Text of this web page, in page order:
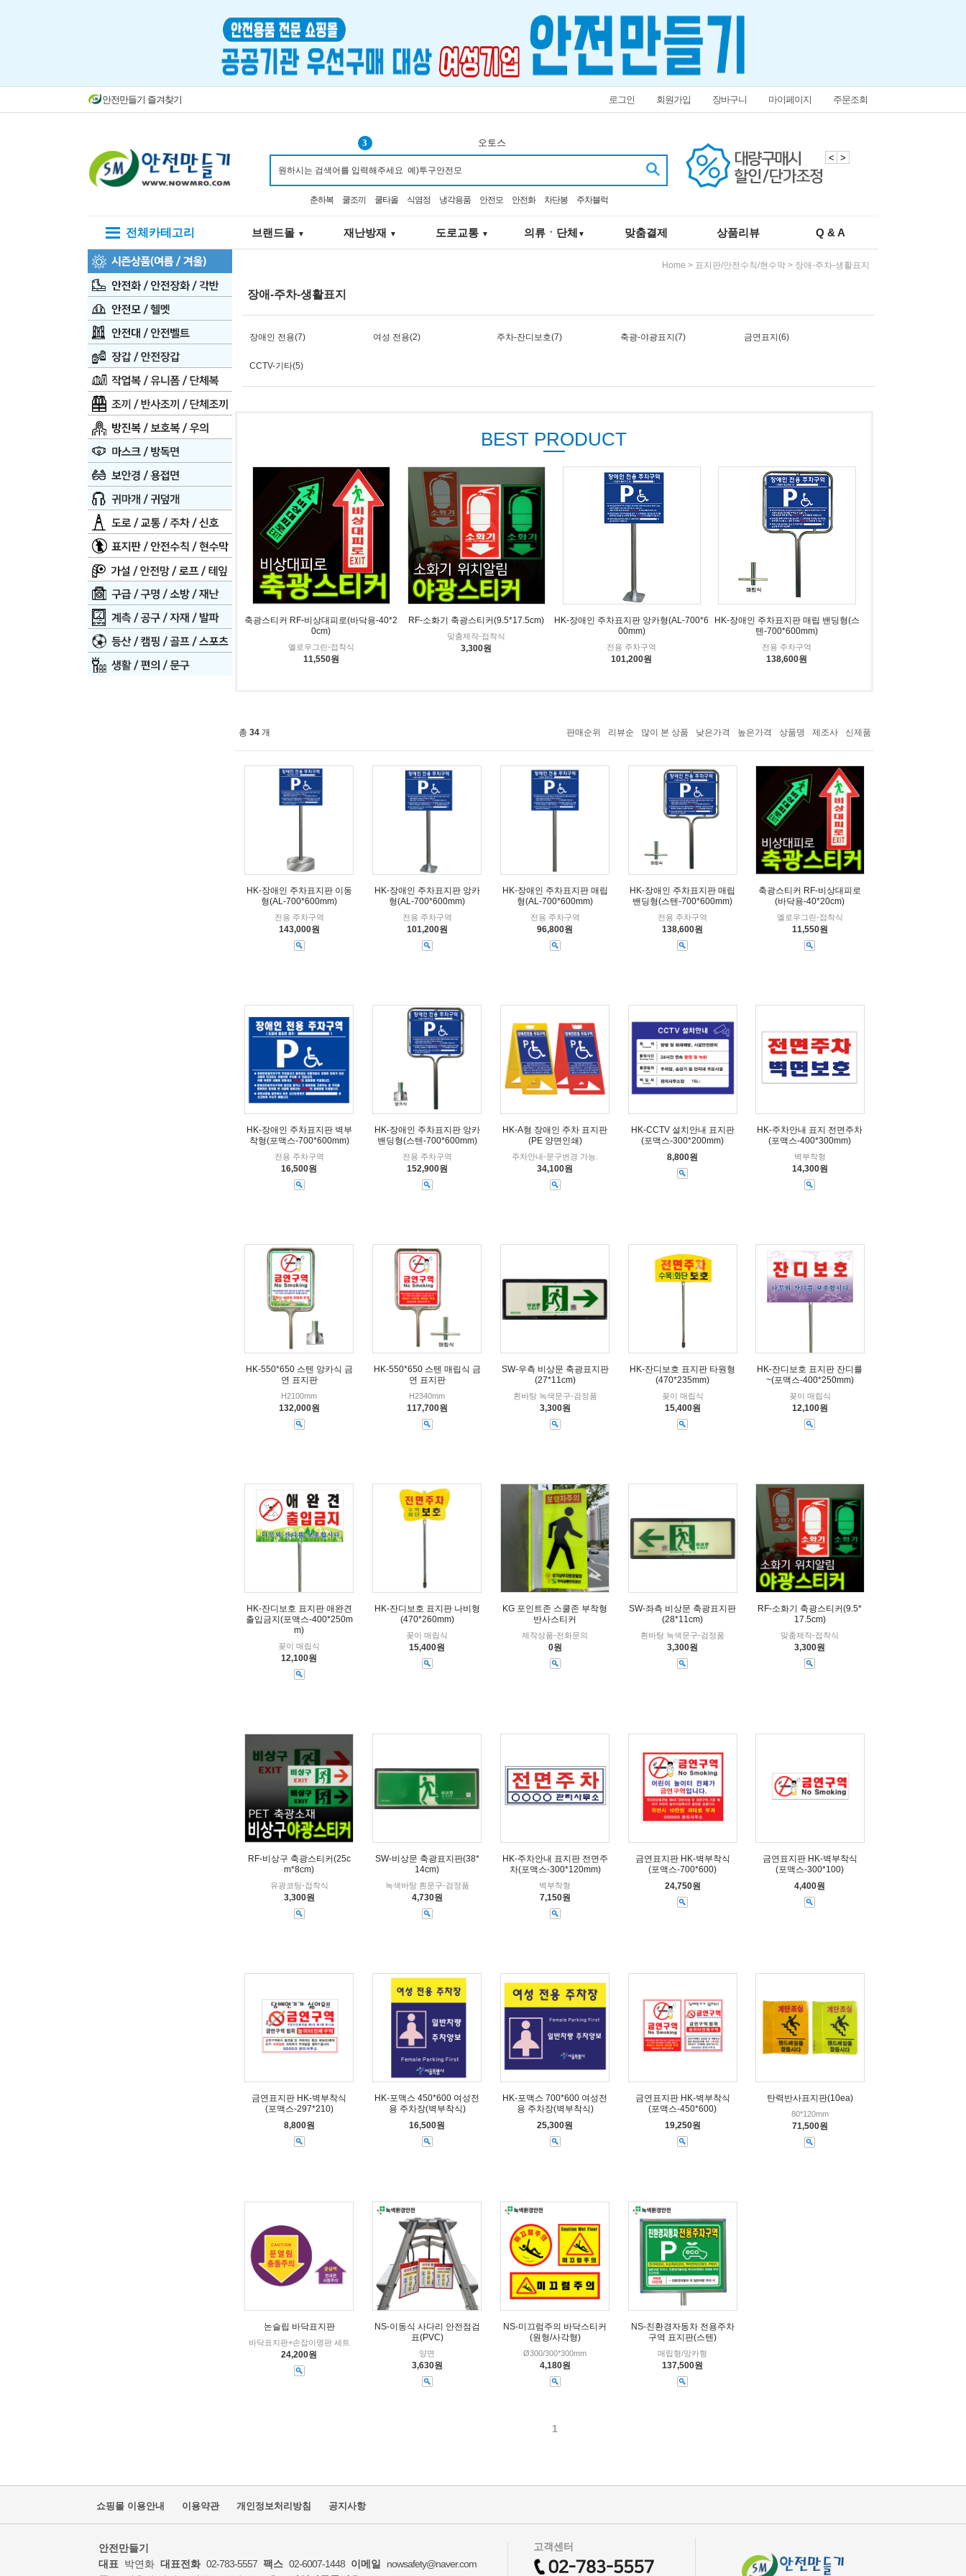
안전만들기 즐겨찾기 로그인 회원가입 장바구니 마이페이지 주문조회
4
선풍기
7
벨트
9
재난키트
3
오토스
춘하복 쿨조끼 쿨타올 식염정 냉각용품 안전모 안전화 차단봉 주차블럭
< >
전체카테고리 브랜드몰 ▼ 재난방재 ▼ 도로교통 ▼ 의류ㆍ단체 ▼ 맞춤결제 상품리뷰 Q & A
Home > 표지판/안전수칙/현수막 > 장애-주차-생활표지
장애-주차-생활표지
장애인 전용(7) 여성 전용(2) 주차-잔디보호(7) 축광-야광표지(7) 금연표지(6)
CCTV-기타(5)
BEST PRODUCT
축광스티커 RF-비상대피로(바닥용-40*2
0cm)
옐로우그린-접착식
11,550원
RF-소화기 축광스티커(9.5*17.5cm)
맞춤제작-접착식
3,300원
HK-장애인 주차표지판 앙카형(AL-700*6
00mm)
전용 주차구역
101,200원
HK-장애인 주차표지판 매립 밴딩형(스
텐-700*600mm)
전용 주차구역
138,600원
총 34 개 판매순위 리뷰순 많이 본 상품 낮은가격 높은가격 상품명 제조사 신제품
HK-장애인 주차표지판 이동
형(AL-700*600mm)
전용 주차구역
143,000원
HK-장애인 주차표지판 앙카
형(AL-700*600mm)
전용 주차구역
101,200원
HK-장애인 주차표지판 매립
형(AL-700*600mm)
전용 주차구역
96,800원
HK-장애인 주차표지판 매립
밴딩형(스텐-700*600mm)
전용 주차구역
138,600원
축광스티커 RF-비상대피로
(바닥용-40*20cm)
옐로우그린-접착식
11,550원
HK-장애인 주차표지판 벽부
착형(포맥스-700*600mm)
전용 주차구역
16,500원
HK-장애인 주차표지판 앙카
밴딩형(스텐-700*600mm)
전용 주차구역
152,900원
HK-A형 장애인 주차 표지판
(PE 양면인쇄)
주차안내-문구변경 가능.
34,100원
HK-CCTV 설치안내 표지판
(포맥스-300*200mm)
8,800원
HK-주차안내 표지 전면주차
(포맥스-400*300mm)
벽부착형
14,300원
HK-550*650 스텐 앙카식 금
연 표지판
H2100mm
132,000원
HK-550*650 스텐 매립식 금
연 표지판
H2340mm
117,700원
SW-우측 비상문 축광표지판
(27*11cm)
흰바탕 녹색문구-검정품
3,300원
HK-잔디보호 표지판 타원형
(470*235mm)
꽂이 매립식
15,400원
HK-잔디보호 표지판 잔디를
~(포맥스-400*250mm)
꽂이 매립식
12,100원
HK-잔디보호 표지판 애완견
출입금지(포맥스-400*250m
m)
꽂이 매립식
12,100원
HK-잔디보호 표지판 나비형
(470*260mm)
꽂이 매립식
15,400원
KG 포인트존 스쿨존 부착형
반사스티커
제작상품-전화문의
0원
SW-좌측 비상문 축광표지판
(28*11cm)
흰바탕 녹색문구-검정품
3,300원
RF-소화기 축광스티커(9.5*
17.5cm)
맞춤제작-접착식
3,300원
RF-비상구 축광스티커(25c
m*8cm)
유광코팅-접착식
3,300원
SW-비상문 축광표지판(38*
14cm)
녹색바탕 흰문구-검정품
4,730원
HK-주차안내 표지판 전면주
차(포맥스-300*120mm)
벽부착형
7,150원
금연표지판 HK-벽부착식
(포맥스-700*600)
24,750원
금연표지판 HK-벽부착식
(포맥스-300*100)
4,400원
금연표지판 HK-벽부착식
(포맥스-297*210)
8,800원
HK-포맥스 450*600 여성전
용 주차장(벽부착식)
16,500원
HK-포맥스 700*600 여성전
용 주차장(벽부착식)
25,300원
금연표지판 HK-벽부착식
(포맥스-450*600)
19,250원
탄력반사표지판(10ea)
80*120mm
71,500원
논슬립 바닥표지판
바닥표지판+손잡이명판 세트
24,200원
NS-이동식 사다리 안전점검
표(PVC)
양면
3,630원
NS-미끄럼주의 바닥스티커
(원형/사각형)
Ø300/300*300mm
4,180원
NS-친환경자동차 전용주차
구역 표지판(스텐)
매립형/앙카형
137,500원
1
쇼핑몰 이용안내 이용약관 개인정보처리방침 공지사항
안전만들기
대표 박연화 대표전화 02-783-5557 팩스 02-6007-1448 이메일
nowsafety@naver.com
고객센터